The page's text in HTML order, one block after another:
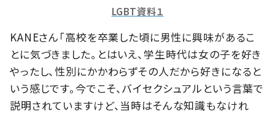
LGBT資料１
KANEさん「高校を卒業した頃に男性に興味があるこ
とに気づきました。とはいえ、学生時代は女の子を好き
やったし、性別にかかわらずその人だから好きになると
いう感じです。今でこそ、バイセクシュアルという言葉で
説明されていますけど、当時はそんな知識もなけれ